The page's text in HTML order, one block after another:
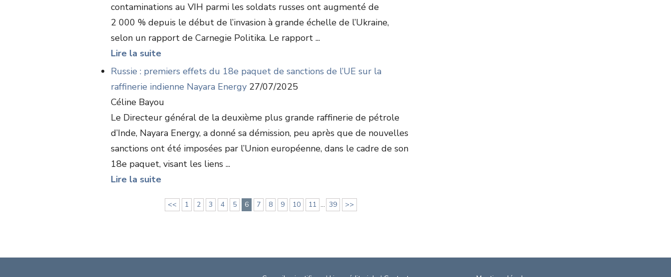
contaminations au VIH parmi les soldats russes ont augmenté de
2 000 % depuis le début de l’invasion à grande échelle de l’Ukraine,
selon un rapport de Carnegie Politika. Le rapport ...
Lire la suite
Russie : premiers effets du 18e paquet de sanctions de l’UE sur la
raffinerie indienne Nayara Energy 27/07/2025
Céline Bayou
Le Directeur général de la deuxième plus grande raffinerie de pétrole
d’Inde, Nayara Energy, a donné sa démission, peu après que de nouvelles
sanctions ont été imposées par l’Union européenne, dans le cadre de son
18e paquet, visant les liens ...
Lire la suite
<< 1 2 3 4 5 6 7 8 9 10 11 ... 39 >>